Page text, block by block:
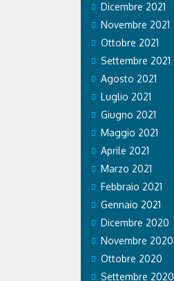
Dicembre 2021
Novembre 2021
Ottobre 2021
Settembre 2021
Agosto 2021
Luglio 2021
Giugno 2021
Maggio 2021
Aprile 2021
Marzo 2021
Febbraio 2021
Gennaio 2021
Dicembre 2020
Novembre 2020
Ottobre 2020
Settembre 2020